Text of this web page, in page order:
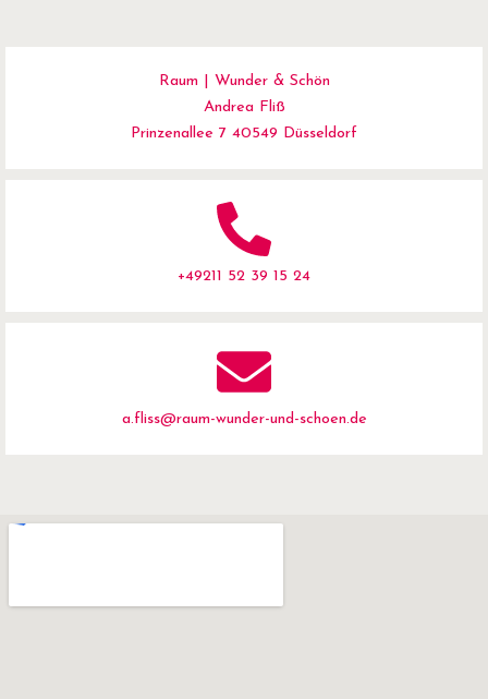
Raum | Wunder & Schön
Andrea Fliß
Prinzenallee 7 40549 Düsseldorf
+49211 52 39 15 24
a.fliss@raum-wunder-und-schoen.de